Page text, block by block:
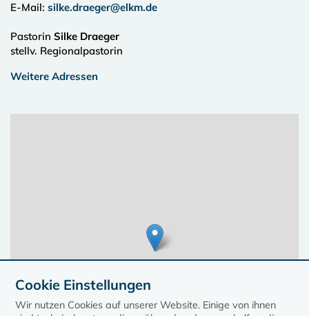
E-Mail: silke.draeger@elkm.de
Pastorin Silke Draeger
stellv. Regionalpastorin
Weitere Adressen
Cookie Einstellungen
Wir nutzen Cookies auf unserer Website. Einige von ihnen